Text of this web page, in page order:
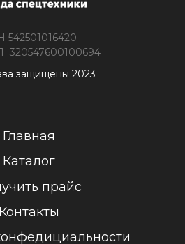
542501016420
защищены 2023
Главная
Каталог
прайс
Контакты